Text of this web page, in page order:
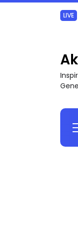
LIVE